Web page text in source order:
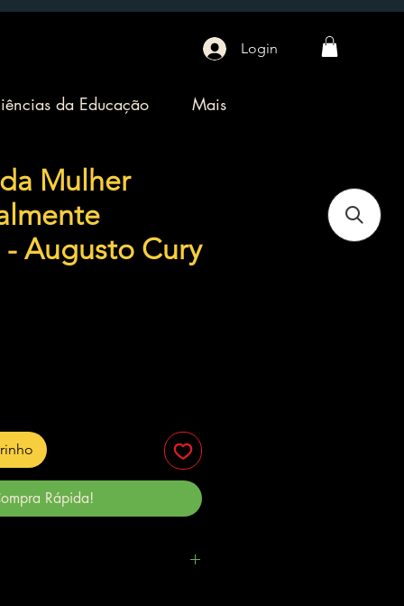
Login
da Educação Mais
Mulher
- Augusto Cury
Rápida!